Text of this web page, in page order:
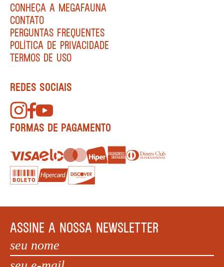
CONHEÇA A MEGAFAUNA
CONTATO
PERGUNTAS FREQUENTES
POLÍTICA DE PRIVACIDADE
TERMOS DE USO
REDES SOCIAIS
FORMAS DE PAGAMENTO
ASSINE A NOSSA NEWSLETTER